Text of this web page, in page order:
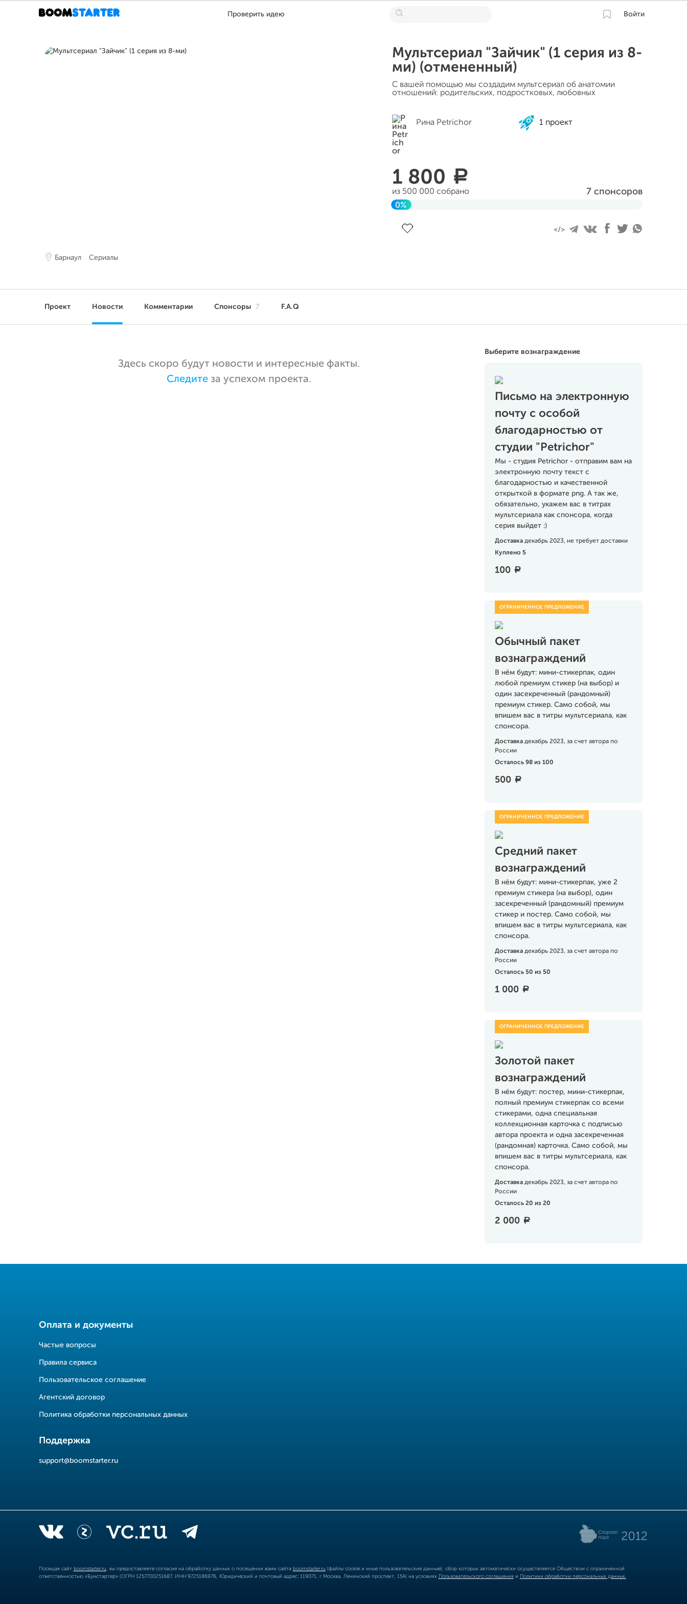
Проверить идею Войти
Барнаул Сериалы
Мультсериал "Зайчик" (1 серия из 8-
ми) (отмененный)
С вашей помощью мы создадим мультсериал об анатомии
отношений: родительских, подростковых, любовных
Рина Petrichor 1 проект
1 800 a
из 500 000 собрано 7 спонсоров
0%
Проект Новости Комментарии Спонсоры 7 F.A.Q
Выберите вознаграждение
Письмо на электронную
почту с особой
благодарностью от
студии "Petrichor"
Мы - студия Petrichor - отправим вам на
электронную почту текст с
благодарностью и качественной
открыткой в формате png. А так же,
обязательно, укажем вас в титрах
мультсериала как спонсора, когда
серия выйдет :)
Доставка декабрь 2023, не требует доставки
Куплено 5
100 a
Обычный пакет
вознаграждений
В нём будут: мини-стикерпак, один
любой премиум стикер (на выбор) и
один засекреченный (рандомный)
премиум стикер. Само собой, мы
впишем вас в титры мультсериала, как
спонсора.
Доставка декабрь 2023, за счет автора по
России
Осталось 98 из 100
500 a
Средний пакет
вознаграждений
В нём будут: мини-стикерпак, уже 2
премиум стикера (на выбор), один
засекреченный (рандомный) премиум
стикер и постер. Само собой, мы
впишем вас в титры мультсериала, как
спонсора.
Доставка декабрь 2023, за счет автора по
России
Осталось 50 из 50
1 000 a
Золотой пакет
вознаграждений
В нём будут: постер, мини-стикерпак,
полный премиум стикерпак со всеми
стикерами, одна специальная
коллекционная карточка с подписью
автора проекта и одна засекреченная
(рандомная) карточка. Само собой, мы
впишем вас в титры мультсериала, как
спонсора.
Доставка декабрь 2023, за счет автора по
России
Осталось 20 из 20
2 000 a
Здесь скоро будут новости и интересные факты.
Следитеза успехом проекта.
Оплата и документы
Частые вопросы
Правила сервиса
Пользовательское соглашение
Агентский договор
Политика обработки персональных данных
Поддержка
support@boomstarter.ru
Посещая сайт boomstarter.ru , вы предоставляете согласие на обработку данных о посещении вами сайта boomstarter.ru (файлы cookie и иные пользовательские данные), сбор которых автоматически осуществляется Обществом с ограниченной
ответственностью «Бумстартер» (ОГРН 1257700251687, ИНН 9725186976, Юридический и почтовый адрес: 119071, г Москва, Ленинский проспект, 15А) на условиях Пользовательского соглашения и Политики обработки персональных данных.